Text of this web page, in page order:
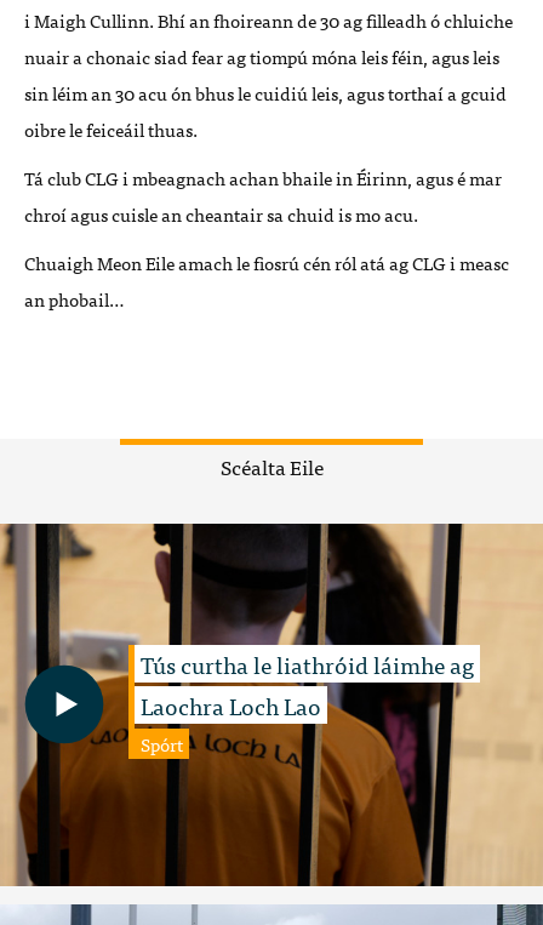
i Maigh Cullinn. Bhí an fhoireann de 30 ag filleadh ó chluiche
nuair a chonaic siad fear ag tiompú móna leis féin, agus leis
sin léim an 30 acu ón bhus le cuidiú leis, agus torthaí a gcuid
oibre le feiceáil thuas.
Tá clubCLGi mbeagnach achan bhaile in Éirinn, agus é mar
chroí agus cuisle an cheantair sa chuid is mo acu.
Chuaigh Meon Eile amach le fiosrú cén ról atá agCLGi measc
an phobail…
Scéalta Eile
Tús curtha le liathróid láimhe ag
Laochra Loch Lao
Spórt